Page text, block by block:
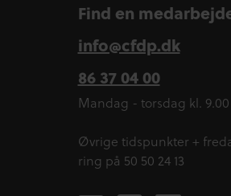
Find en
info@cfdp.dk
86 37 04 00
Mandag - torsdag kl. 9.00
Øvrige tidspunkter +
ring på 50 50 24 13